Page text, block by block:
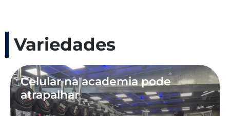
Variedades
Celular na academia pode
atrapalhar